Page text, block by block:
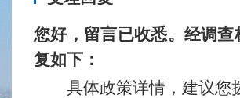
您好，留言已收悉。经调查
复如下：
具体政策详情，建议您